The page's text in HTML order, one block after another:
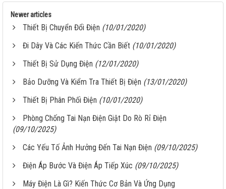
Newer articles
Thiết Bị Chuyển Đổi Điện (10/01/2020)
Đi Dây Và Các Kiến Thức Cần Biết (10/01/2020)
Thiết Bị Sử Dụng Điện (12/01/2020)
Bảo Dưỡng Và Kiểm Tra Thiết Bị Điện (13/01/2020)
Thiết Bị Phân Phối Điện (10/01/2020)
Phòng Chống Tai Nạn Điện Giật Do Rò Rỉ Điện
(09/10/2025)
Các Yếu Tố Ảnh Hưởng Đến Tai Nạn Điện (09/10/2025)
Điện Áp Bước Và Điện Áp Tiếp Xúc (09/10/2025)
Máy Điện Là Gì? Kiến Thức Cơ Bản Và Ứng Dụng